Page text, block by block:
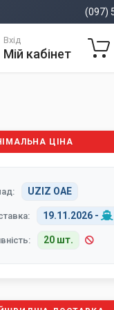
(097)
Вхід
Мій кабінет
ЦІНА
UZIZ ОАЕ
19.11.2026 -
20 шт.